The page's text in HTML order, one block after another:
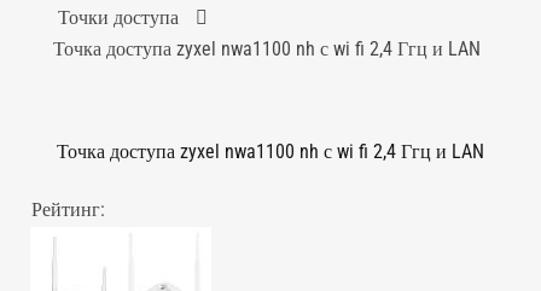
Точки доступа
Точка доступа zyxel nwa1100 nh с wi fi 2,4 Ггц и LAN
Точка доступа zyxel nwa1100 nh с wi fi 2,4 Ггц и LAN
Рейтинг: